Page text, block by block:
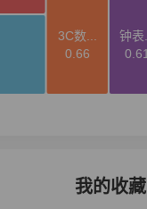
我的收藏